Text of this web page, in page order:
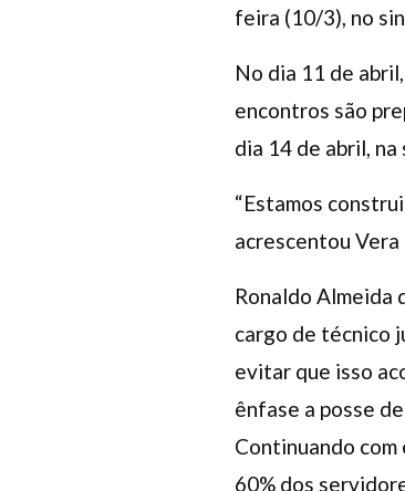
feira (10/3), no
No dia 11 de
encontros são
dia 14 de abril,
“Estamos
acrescentou
Ronaldo Almeida
cargo de técnico
evitar que isso
ênfase a posse
Continuando
60% dos